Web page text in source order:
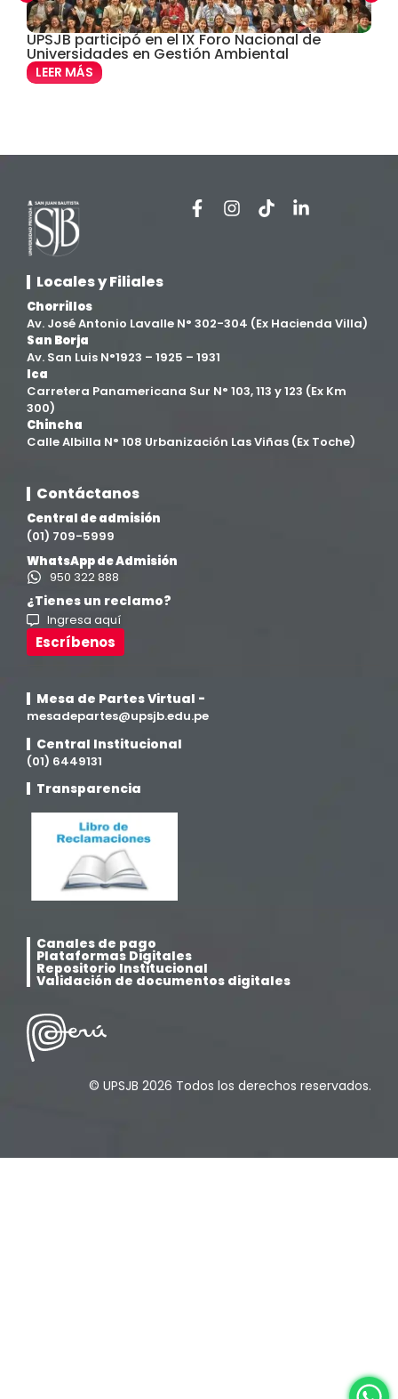
Derecho (24)
Enfermería
Facultad de Ciencias de la Salud
Facultad de Derecho y Ciencias Empresariales
Facultad de Ingenierías
Filial Chincha
Filial Ica (76)
Ingeniería agroindustrial (12)
Ingeniería Civil
Ingeniería de Sistemas
Ingeniería en Enología y Viticultura
Investigación y Responsabilidad Social
Noticias
Posgrado
Psicología
Responsabilidad Social
Retorno a la presencialidad
Segundas Especialidades en Estomatología (12)
UPSJB participó en el IX Foro Nacional de
Universidades en Gestión Ambiental
LEER MÁS
Locales y Filiales
Chorrillos
Av. José Antonio Lavalle N° 302-304 (Ex Hacienda Villa)
San Borja
Av. San Luis N°1923 – 1925 – 1931
Ica
Carretera Panamericana Sur N° 103, 113 y 123 (Ex Km
300)
Chincha
Calle Albilla N° 108 Urbanización Las Viñas (Ex Toche)
Contáctanos
Central de admisión
(01) 709-5999
WhatsApp de Admisión
950 322 888
¿Tienes un reclamo?
Ingresa aquí
Escríbenos
Mesa de Partes Virtual -
mesadepartes@upsjb.edu.pe
Central Institucional
(01) 6449131
Transparencia
Canales de pago
Plataformas Digitales
Repositorio Institucional
Validación de documentos digitales
© UPSJB 2026 Todos los derechos reservados.